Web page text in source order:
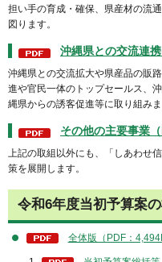
担い手の育成・確保、県産材の流
図ります。
沖縄県との交流連
沖縄県との交流拡大や県産品の販
進や官⺠⼀体のトップセールス、
縄県からの誘客促進等に取り組みま
その他の主要事業
上記の取組以外にも、「しあわせ
策を展開します。
令和6年度当初予算案
全体版（PDF：